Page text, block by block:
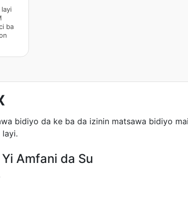
ba
bidiyo da ke ba da izinin matsawa bidiyo
Amfani da Su